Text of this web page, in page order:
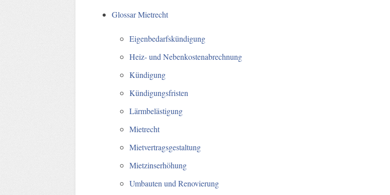
Glossar Mietrecht
Eigenbedarfskündigung
Heiz- und Nebenkostenabrechnung
Kündigung
Kündigungsfristen
Lärmbelästigung
Mietrecht
Mietvertragsgestaltung
Mietzinserhöhung
Umbauten und Renovierung